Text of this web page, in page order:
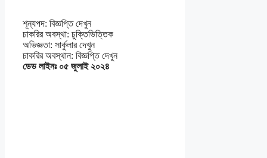
শূন্যপদ: বিজ্ঞপ্তি দেখুন
চাকরির অবস্থা: চুক্তিভিত্তিক
অভিজ্ঞতা: সার্কুলার দেখুন
চাকরির অবস্থান: বিজ্ঞপ্তি দেখুন
ডেড লাইনঃ ০৫ জুলাই ২০২৪